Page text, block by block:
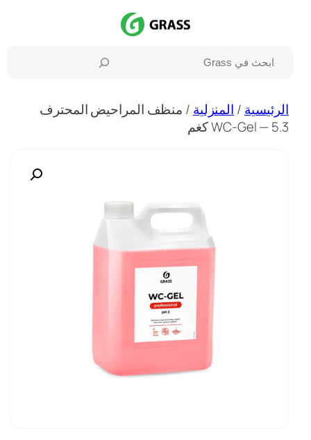
بحث
الرئيسية / المنزلية / منظف المراحيض المحترف
WC-Gel — 5.3 كغم